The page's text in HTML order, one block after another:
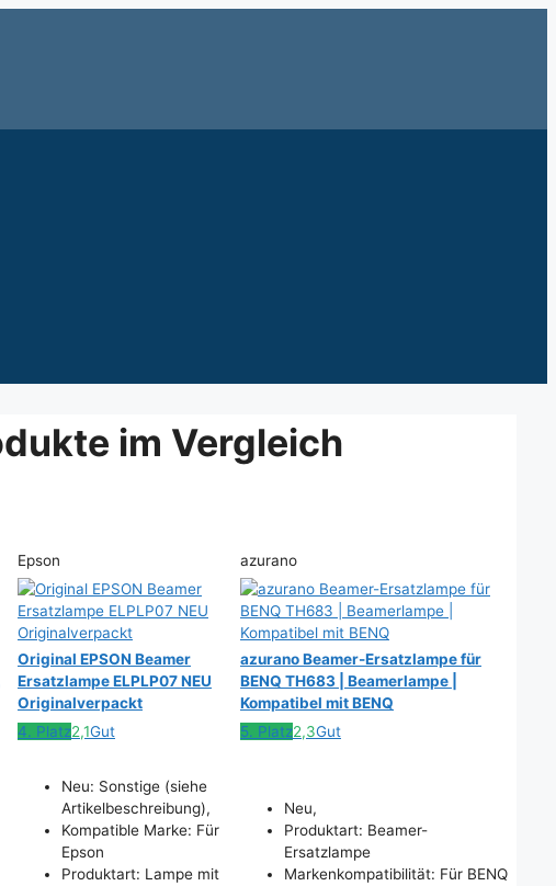
im Vergleich
Epson azurano
Original EPSON Beamer
Ersatzlampe ELPLP07 NEU
Originalverpackt
azurano Beamer-Ersatzlampe für
BENQ TH683 | Beamerlampe |
Kompatibel mit BENQ
4. Platz2,1Gut 5. Platz2,3Gut
Neu: Sonstige (siehe
Artikelbeschreibung),
Kompatible Marke: Für
Epson
Produktart: Lampe mit
Neu,
Produktart: Beamer-
Ersatzlampe
Markenkompatibilität: Für BENQ